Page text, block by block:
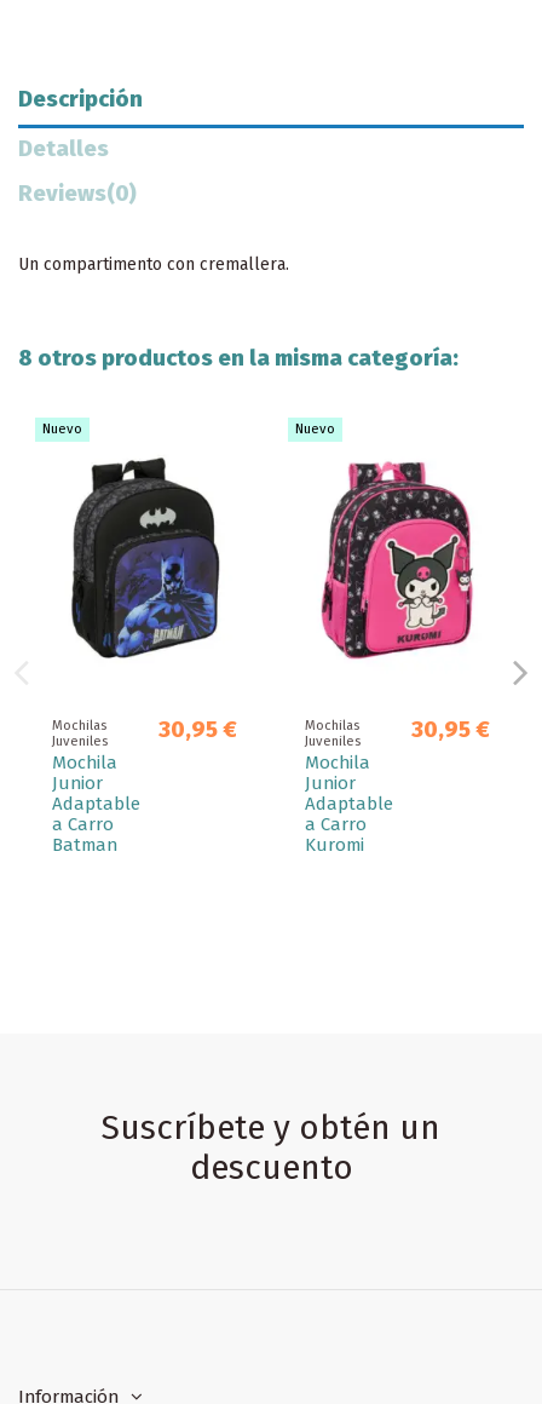
Descripción
Detalles
Reviews(0)
Un compartimento con cremallera.
8 otros productos en la misma categoría:
Nuevo
Mochilas
Juveniles
Mochila
Junior
Adaptable
a Carro
Batman
30,95 €
Nuevo
Mochilas
Juveniles
Mochila
Junior
Adaptable
a Carro
Kuromi
30,95 €
Suscríbete y obtén un
descuento
Información